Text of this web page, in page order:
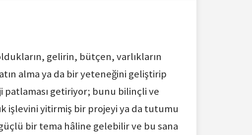
gelirin, bütçen, varlıkların
alma ya da bir yeteneğini geliştirip
getiriyor; bunu bilinçli ve
işlevini yitirmiş bir projeyi ya da tutumu
bir tema hâline gelebilir ve bu sana